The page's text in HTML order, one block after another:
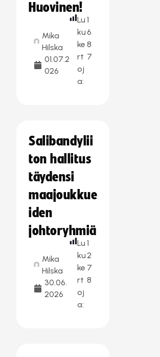
Huovinen!
Mika
Hilska
01.07.2
026
Lu
ku
ke
rt
oj
a:
1
6
8
7
Salibandylii
ton hallitus
täydensi
maajoukkue
iden
johtoryhmiä
Mika
Hilska
30.06.
2026
Lu
ku
ke
rt
oj
a:
1
2
7
8